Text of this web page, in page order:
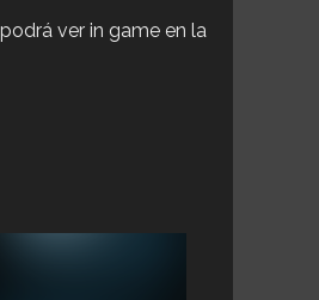
ver in game en la